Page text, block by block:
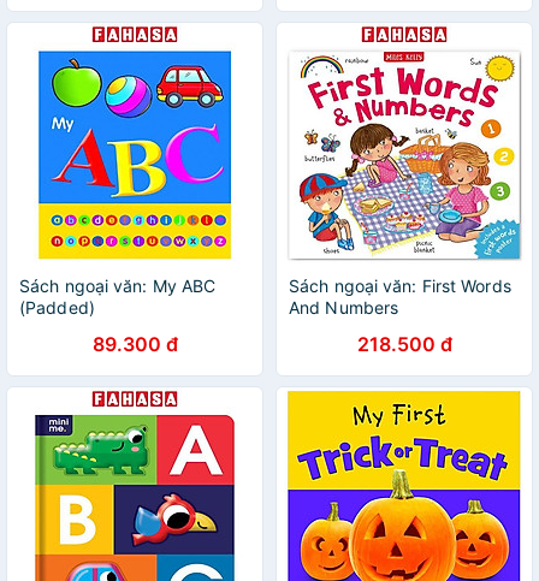
Sách ngoại văn: My ABC
(Padded)
89.300 đ
Sách ngoại văn: First Words
And Numbers
218.500 đ